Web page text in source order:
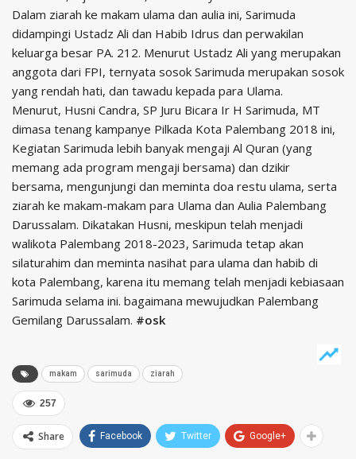
Dalam ziarah ke makam ulama dan aulia ini, Sarimuda
didampingi Ustadz Ali dan Habib Idrus dan perwakilan
keluarga besar PA. 212. Menurut Ustadz Ali yang merupakan
anggota dari FPI, ternyata sosok Sarimuda merupakan sosok
yang rendah hati, dan tawadu kepada para Ulama.
Menurut, Husni Candra, SP Juru Bicara Ir H Sarimuda, MT
dimasa tenang kampanye Pilkada Kota Palembang 2018 ini,
Kegiatan Sarimuda lebih banyak mengaji Al Quran (yang
memang ada program mengaji bersama) dan dzikir
bersama, mengunjungi dan meminta doa restu ulama, serta
ziarah ke makam-makam para Ulama dan Aulia Palembang
Darussalam. Dikatakan Husni, meskipun telah menjadi
walikota Palembang 2018-2023, Sarimuda tetap akan
silaturahim dan meminta nasihat para ulama dan habib di
kota Palembang, karena itu memang telah menjadi kebiasaan
Sarimuda selama ini. bagaimana mewujudkan Palembang
Gemilang Darussalam. #osk
makam sarimuda ziarah
257
Share Facebook Twitter Google+